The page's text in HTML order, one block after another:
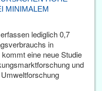
MINIMALEM
lediglich 0,7
in
eine neue Studie
und